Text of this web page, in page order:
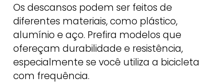
Os descansos podem ser feitos de
diferentes materiais, como plástico,
alumínio e aço. Prefira modelos que
ofereçam durabilidade e resistência,
especialmente se você utiliza a bicicleta
com frequência.